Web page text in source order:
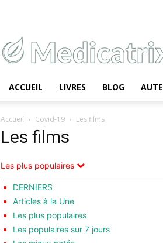
ACCUEIL LIVRES BLOG
Accueil Covid-19 Les films
Les films
Les plus populaires
DERNIERS
Articles à la Une
Les plus populaires
Les populaires sur 7 jours